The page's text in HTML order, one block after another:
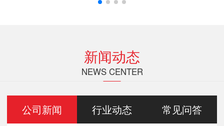
新闻动态
NEWS CENTER
公司新闻 行业动态 常见问答